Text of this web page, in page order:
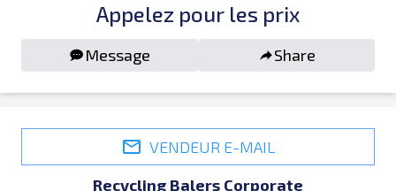
Appelez pour les prix
Message Share
VENDEUR E-MAIL
Recycling Balers Corporate